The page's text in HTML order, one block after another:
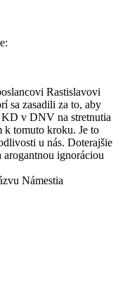
Rastislavovi
sa zasadili za to, aby
KD v DNV na stretnutia
k tomuto kroku. Je to
u nás. Doterajšie
ignoráciou
Námestia